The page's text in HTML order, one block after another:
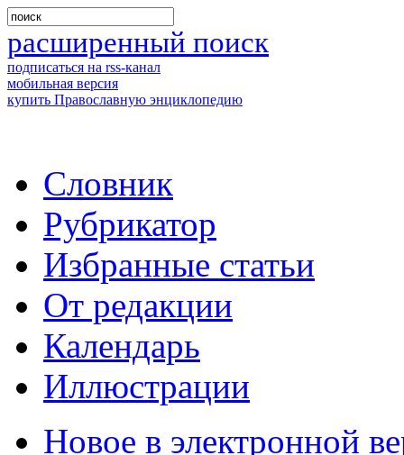
расширенный поиск
подписаться на rss-канал
мобильная версия
купить Православную энциклопедию
Словник
Рубрикатор
Избранные статьи
От редакции
Календарь
Иллюстрации
Новое в электронной